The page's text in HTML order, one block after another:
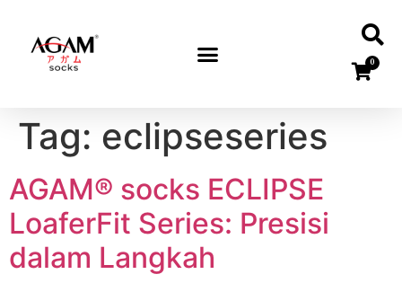
0
Tag: eclipseseries
AGAM® socks ECLIPSE
LoaferFit Series: Presisi
dalam Langkah